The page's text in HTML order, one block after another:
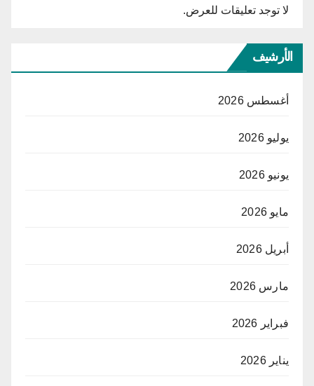
لا توجد تعليقات للعرض.
الأرشيف
أغسطس 2026
يوليو 2026
يونيو 2026
مايو 2026
أبريل 2026
مارس 2026
فبراير 2026
يناير 2026